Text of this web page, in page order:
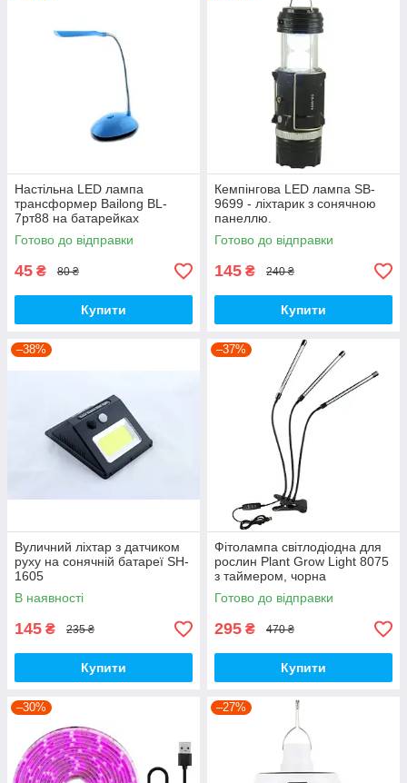
Настільна LED лампа
трансформер Bailong BL-
7рт88 на батарейках
Готово до відправки
45 ₴ 80 ₴
Купити
Кемпінгова LED лампа SB-
9699 - ліхтарик з сонячною
панеллю.
Готово до відправки
145 ₴ 240 ₴
Купити
–38%
Вуличний ліхтар з датчиком
руху на сонячній батареї SH-
1605
В наявності
145 ₴ 235 ₴
Купити
–37%
Фітолампа світлодіодна для
рослин Plant Grow Light 8075
з таймером, чорна
Готово до відправки
295 ₴ 470 ₴
Купити
–30% –27%